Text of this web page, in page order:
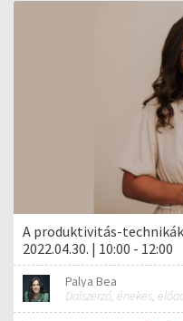
A produktivitás-
2022.04.30. | 10:00 - 12:00
Palya Bea